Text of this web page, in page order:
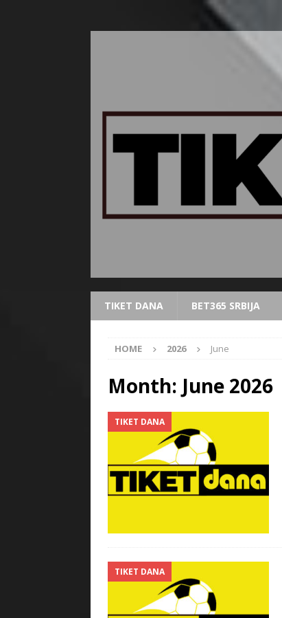
TIKET DANA BET365 SRBIJA
HOME 2026 June
Month: June 2026
TIKET DANA
TIKET DANA